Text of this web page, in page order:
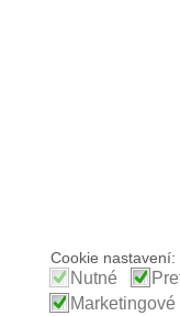
Cookie nastavení:
Nutné
Marketingové